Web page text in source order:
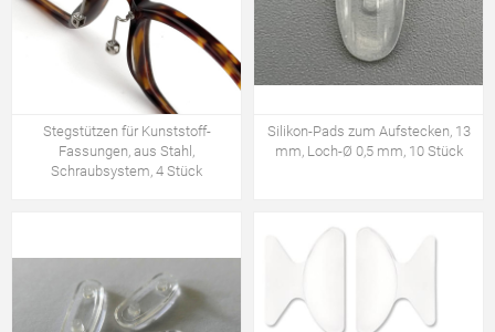
Stegstützen für Kunststoff-
Fassungen, aus Stahl,
Schraubsystem, 4 Stück
Silikon-Pads zum Aufstecken, 13
mm, Loch-Ø 0,5 mm, 10 Stück